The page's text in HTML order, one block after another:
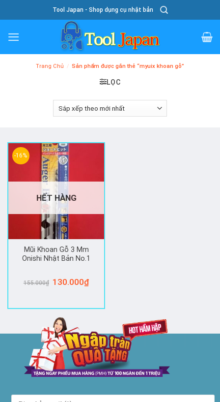
To
Content
Tool Japan - Shop dụng cụ nhật bản
Trang Chủ / Sản phẩm được gắn thẻ “myuix khoan gỗ”
LỌC
-16%
HẾT HÀNG
Mũi Khoan Gỗ 3 Mm
Onishi Nhật Bản No.1
155.000₫ Giá
130.000₫Giá
130.000₫.